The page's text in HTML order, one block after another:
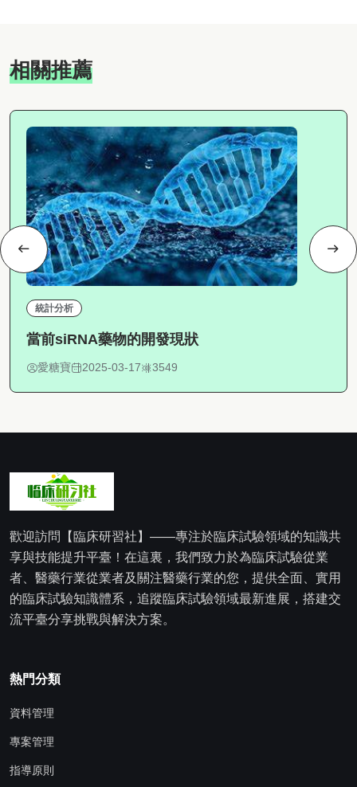
相關推薦
統計分析
當前siRNA藥物的開發現狀
愛糖寶 2025-03-17 3549
歡迎訪問【臨床研習社】——專注於臨床試驗領域的知識共
享與技能提升平臺！在這裏，我們致力於為臨床試驗從業
者、醫藥行業從業者及關注醫藥行業的您，提供全面、實用
的臨床試驗知識體系，追蹤臨床試驗領域最新進展，搭建交
流平臺分享挑戰與解決方案。
熱門分類
資料管理
專案管理
指導原則